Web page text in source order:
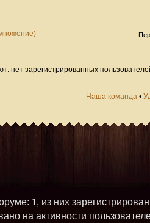
нет зарегистрированных
Наша команда •
1, из них
на активности